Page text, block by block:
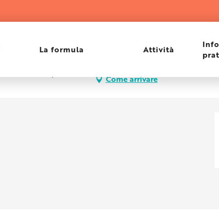
La formula Attività
Come arrivare